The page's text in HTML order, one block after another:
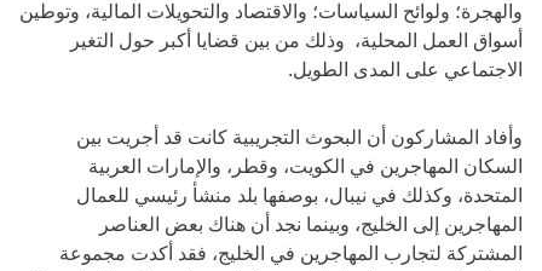
والهجرة؛ ولوائح السياسات؛ والاقتصاد والتحويلات المالية، وتوطين
أسواق العمل المحلية، وذلك من بين قضايا أكبر حول التغير
الاجتماعي على المدى الطويل.
وأفاد المشاركون أن البحوث التجريبية كانت قد أجريت بين
السكان المهاجرين في الكويت، وقطر، والإمارات العربية
المتحدة، وكذلك في نيبال، بوصفها بلد منشأ رئيسي للعمال
المهاجرين إلى الخليج، وبينما نجد أن هناك بعض العناصر
المشتركة لتجارب المهاجرين في الخليج، فقد أكدت مجموعة